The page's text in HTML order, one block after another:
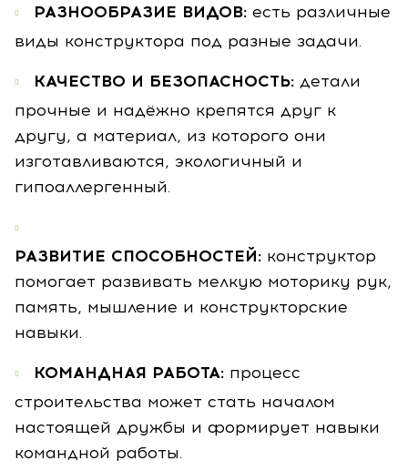
РАЗНООБРАЗИЕ ВИДОВ: есть различные
виды конструктора под разные задачи.
КАЧЕСТВО И БЕЗОПАСНОСТЬ: детали
прочные и надёжно крепятся друг к
другу, а материал, из которого они
изготавливаются, экологичный и
гипоаллергенный.
РАЗВИТИЕ СПОСОБНОСТЕЙ: конструктор
помогает развивать мелкую моторику рук,
память, мышление и конструкторские
навыки.
КОМАНДНАЯ РАБОТА: процесс
строительства может стать началом
настоящей дружбы и формирует навыки
командной работы.